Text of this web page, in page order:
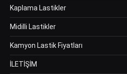
Kaplama Lastikler
Midilli Lastikler
Kamyon Lastik Fiyatları
İLETİŞİM